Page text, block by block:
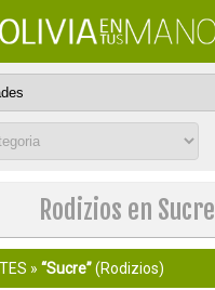
Rodizios en Sucre
»“Sucre”(Rodizios)